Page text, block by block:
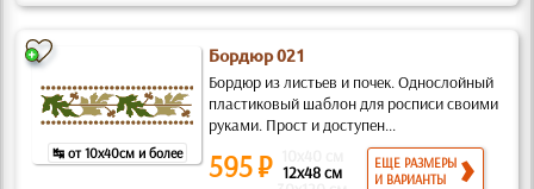
↹ от 10x40см и более
Бордюр 021
Бордюр из листьев и почек. Однослойный
пластиковый шаблон для росписи своими
руками. Прост и доступен...
595 ₽ 12x48 см
ЕЩЕ РАЗМЕРЫ
И ВАРИАНТЫ